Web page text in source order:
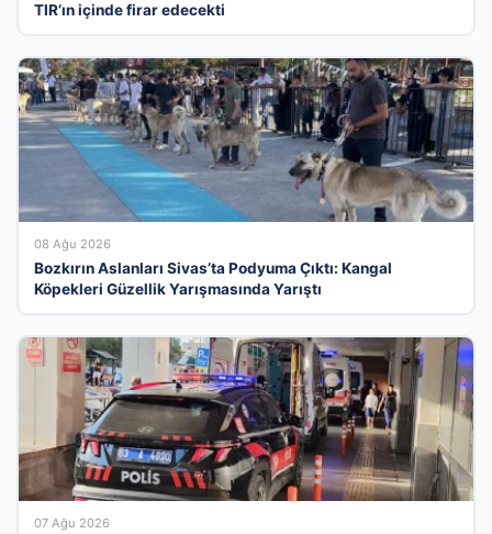
TIR’ın içinde firar edecekti
08 Ağu 2026
Bozkırın Aslanları Sivas’ta Podyuma Çıktı: Kangal
Köpekleri Güzellik Yarışmasında Yarıştı
07 Ağu 2026